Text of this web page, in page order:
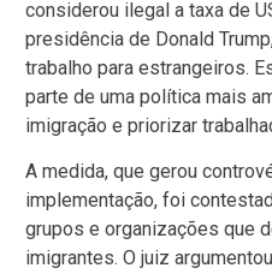
considerou ilegal a taxa de
presidência de Donald
trabalho para estrangeiros.
parte de uma política mais
imigração e priorizar
A medida, que gerou
implementação, foi
grupos e organizações que
imigrantes. O juiz